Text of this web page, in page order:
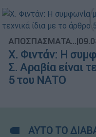
ΑΠΟΣΠΑΣΜΑΤΑ...|
X. Φιντάν: Η
Σ. Αραβία είναι
5 του ΝΑΤΟ
ΑΥΤΟ ΤΟ